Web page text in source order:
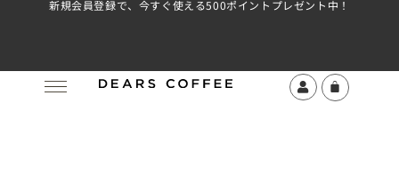
新規会員登録で、今すぐ使える500ポイントプレゼント中！